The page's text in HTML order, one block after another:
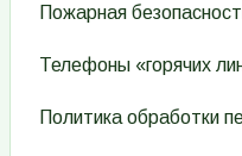
Пожарная
Телефоны «горячих
Политика обработки